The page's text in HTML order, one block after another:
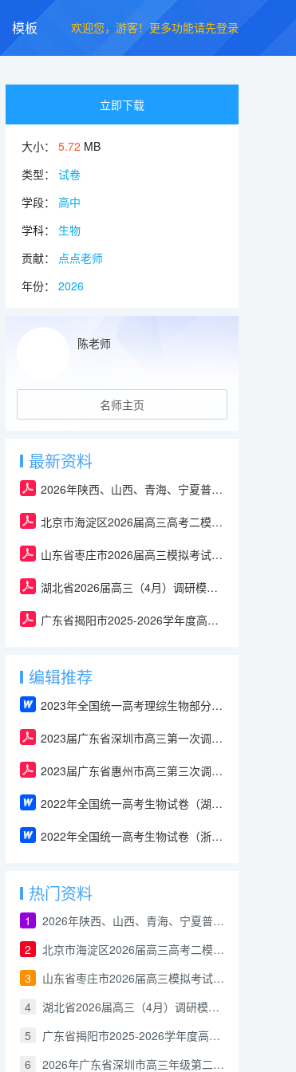
欢迎您，游客！更多功能请先登录
模板
立即下载
大小： 5.72 MB
类型：
试卷
学段：
高中
学科：
生物
贡献：
点点老师
年份：
2026
陈老师
名师主页
最新资料
2026年陕西、山西、青海、宁夏普通高中学业水平选择性考试生物试卷及答案
北京市海淀区2026届高三高考二模-生物试卷及答案
山东省枣庄市2026届高三模拟考试生物试题及答案（枣庄三调）A3
湖北省2026届高三（4月）调研模拟考试生物二模试题及答案（含解析）
广东省揭阳市2025-2026学年度高中三年级教学质量测试生物二模试题及答案
编辑推荐
2023年全国统一高考理综生物部分（全国甲卷）
2023届广东省深圳市高三第一次调研考试生物试卷（含答案）
2023届广东省惠州市高三第三次调研考试生物试卷 （含答案）
2022年全国统一高考生物试卷（湖南卷）含答案
2022年全国统一高考生物试卷（浙江卷）含答案
热门资料
1
2026年陕西、山西、青海、宁夏普通高中学业水平选择性考试生物试卷及答案
2
北京市海淀区2026届高三高考二模-生物试卷及答案
3
山东省枣庄市2026届高三模拟考试生物试题及答案（枣庄三调）A3
4
湖北省2026届高三（4月）调研模拟考试生物二模试题及答案（含解析）
5
广东省揭阳市2025-2026学年度高中三年级教学质量测试生物二模试题及答案
6
2026年广东省深圳市高三年级第二次调研考试生物试题及答案【新高考Ⅰ卷二模】